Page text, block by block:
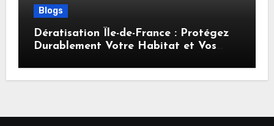
Blogs
Dératisation Île-de-France : Protégez
Durablement Votre Habitat et Vos